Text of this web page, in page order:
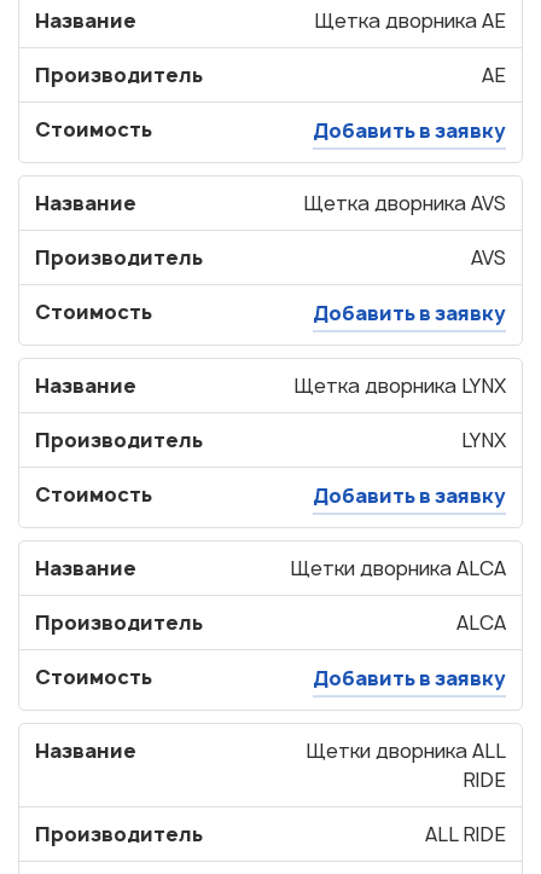
Название Щетка дворника AE
Производитель AE
Стоимость Добавить в заявку
Название Щетка дворника AVS
Производитель AVS
Стоимость Добавить в заявку
Название Щетка дворника LYNX
Производитель LYNX
Стоимость Добавить в заявку
Название Щетки дворника ALCA
Производитель ALCA
Стоимость Добавить в заявку
Название
Щетки дворника ALL
RIDE
Производитель ALL RIDE